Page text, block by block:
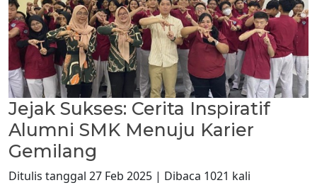
Jejak Sukses: Cerita Inspiratif
Alumni SMK Menuju Karier
Gemilang
Ditulis tanggal 27 Feb 2025 | Dibaca 1021 kali